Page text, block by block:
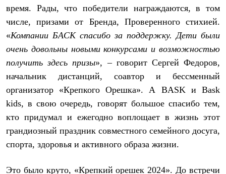
Гермомешки
Полезные аксессуары
Книги
Еда
Коврики
Обувь
Женская обувь
Сапоги
Ботинки
Ботинки
Кроссовки
Гамаши и бахилы
Гамаши
Тапочки и чуни
время. Рады, что победители награждаются, в том
числе, призами от Бренда, Проверенного стихией.
«Компании БАСК спасибо за поддержку. Дети были
очень довольны новыми конкурсами и возможностью
получить здесь призы», – говорит Сергей Федоров,
начальник дистанций, соавтор и бессменный
организатор «Крепкого Орешка». А BASK и Bask
kids, в свою очередь, говорят большое спасибо тем,
кто придумал и ежегодно воплощает в жизнь этот
грандиозный праздник совместного семейного досуга,
спорта, здоровья и активного образа жизни.
Это было круто, «Крепкий орешек 2024». До встречи